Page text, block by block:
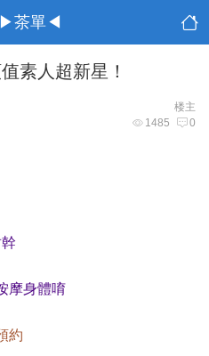
茶單◀
素人超新星！
楼主
1485 0
摩身體唷
預約